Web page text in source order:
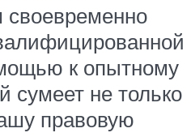
своевременно
к опытному
сумеет не только
правовую